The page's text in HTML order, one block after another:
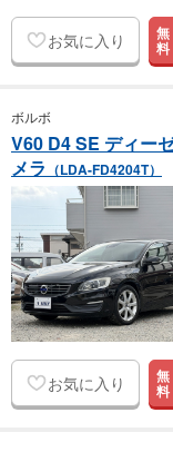
お気に入り 無
料
ボルボ
V60 D4 SE ディー
メラ （LDA-FD4204T）
お気に入り 無
料